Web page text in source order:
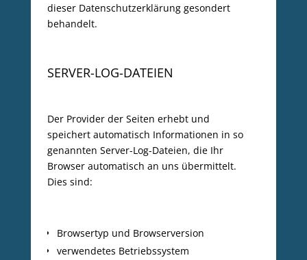
dieser Datenschutzerklärung gesondert
behandelt.
SERVER-LOG-DATEIEN
Der Provider der Seiten erhebt und
speichert automatisch Informationen in so
genannten Server-Log-Dateien, die Ihr
Browser automatisch an uns übermittelt.
Dies sind:
Browsertyp und Browserversion
verwendetes Betriebssystem